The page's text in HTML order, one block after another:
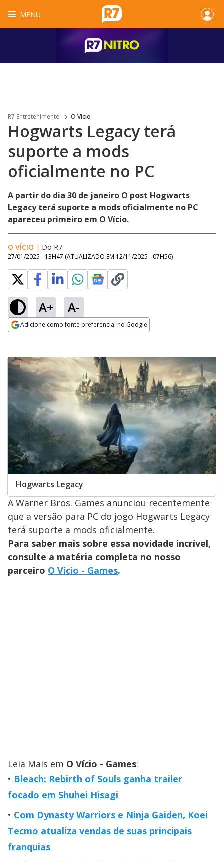
MENU
R7 Entretenimento O Vício
Hogwarts Legacy terá
suporte a mods
oficialmente no PC
A partir do dia 30 de janeiro O post Hogwarts
Legacy terá suporte a mods oficialmente no PC
apareceu primeiro em O Vício.
O VÍCIO | Do R7
27/01/2025 - 13H47 (ATUALIZADO EM 12/11/2025 - 07H56)
A+ A-
Adicione como fonte preferencial no Google
Hogwarts Legacy
A Warner Bros. Games anunciou recentemente
que a versão para PC do jogo Hogwarts Legacy
terá suporte a mods oficialmente.
Para saber mais sobre essa novidade incrível,
consulte a matéria completa no nosso
parceiro O Vício - Games.
Leia Mais em O Vício - Games:
Bleach: Rebirth of Souls ganha trailer
focado em Shuhei Hisagi
Com Dynasty Warriors e Ninja Gaiden, Koei
Tecmo atualiza vendas de suas principais
franquias